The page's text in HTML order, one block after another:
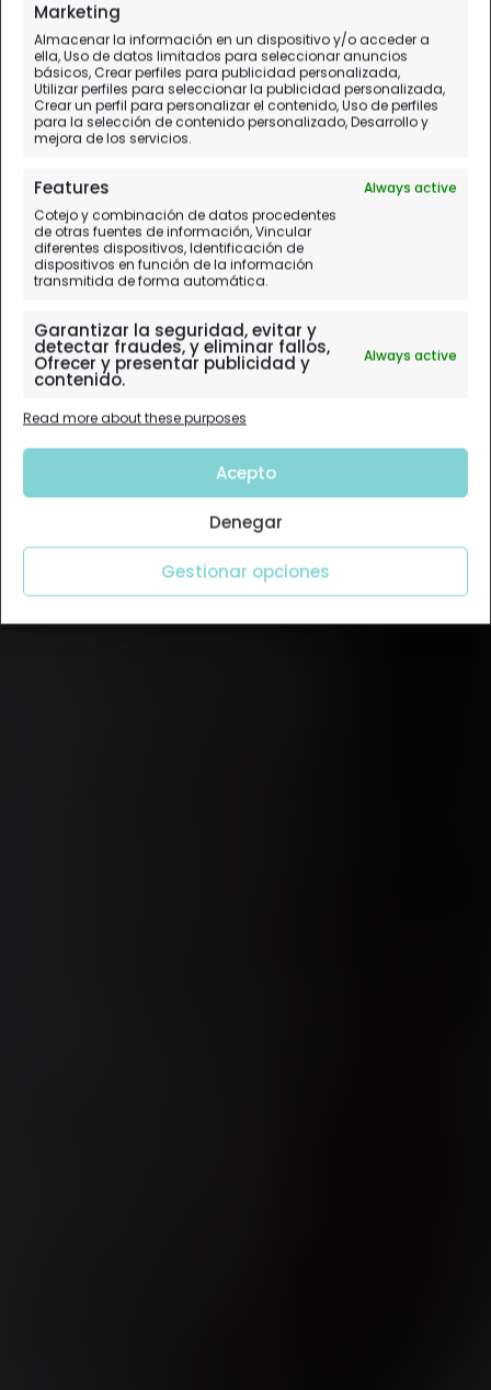
Marketing
Almacenar la información en un dispositivo y/o acceder a
ella, Uso de datos limitados para seleccionar anuncios
básicos, Crear perfiles para publicidad personalizada,
Utilizar perfiles para seleccionar la publicidad personalizada,
Crear un perfil para personalizar el contenido, Uso de perfiles
para la selección de contenido personalizado, Desarrollo y
mejora de los servicios.
Features
Always active
Cotejo y combinación de datos procedentes
de otras fuentes de información, Vincular
diferentes dispositivos, Identificación de
dispositivos en función de la información
transmitida de forma automática.
Garantizar la seguridad, evitar y
detectar fraudes, y eliminar fallos,
Ofrecer y presentar publicidad y
contenido.
Always active
Read more about these purposes
Acepto
Denegar
Gestionar opciones